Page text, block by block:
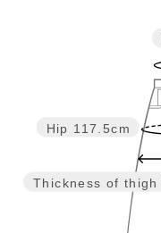
Thickness of thigh
Hip 117.5cm